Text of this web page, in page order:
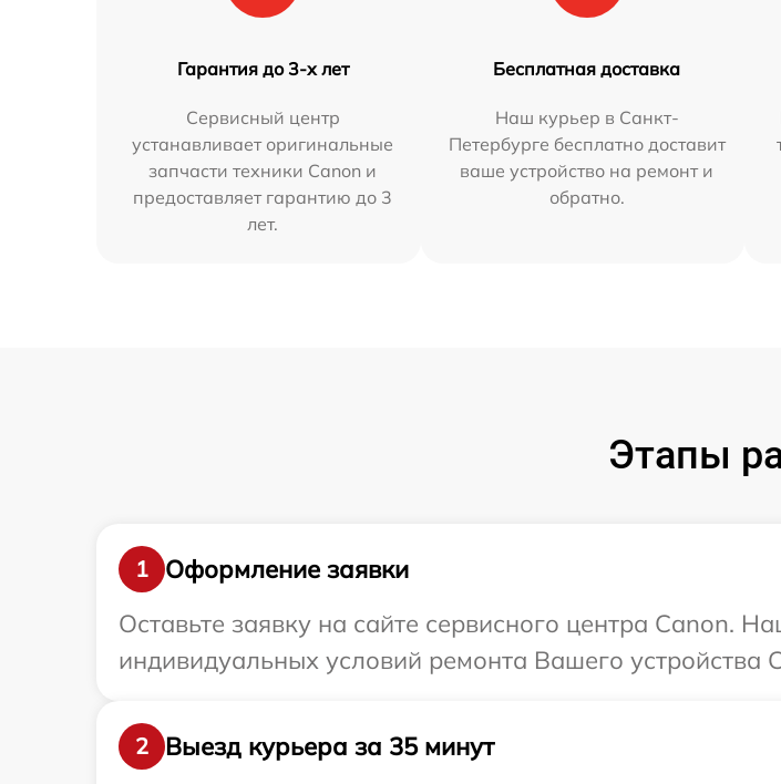
Гарантия до 3-х лет
Сервисный центр
устанавливает оригинальные
запчасти техники Canon и
предоставляет гарантию до 3
лет.
Бесплатная доставка
Наш курьер в Санкт-
Петербурге бесплатно доставит
ваше устройство на ремонт и
обратно.
Этапы
1
Оформление заявки
Оставьте заявку на сайте сервисного центра Canon.
индивидуальных условий ремонта Вашего устройства
2
Выезд курьера за 35 минут